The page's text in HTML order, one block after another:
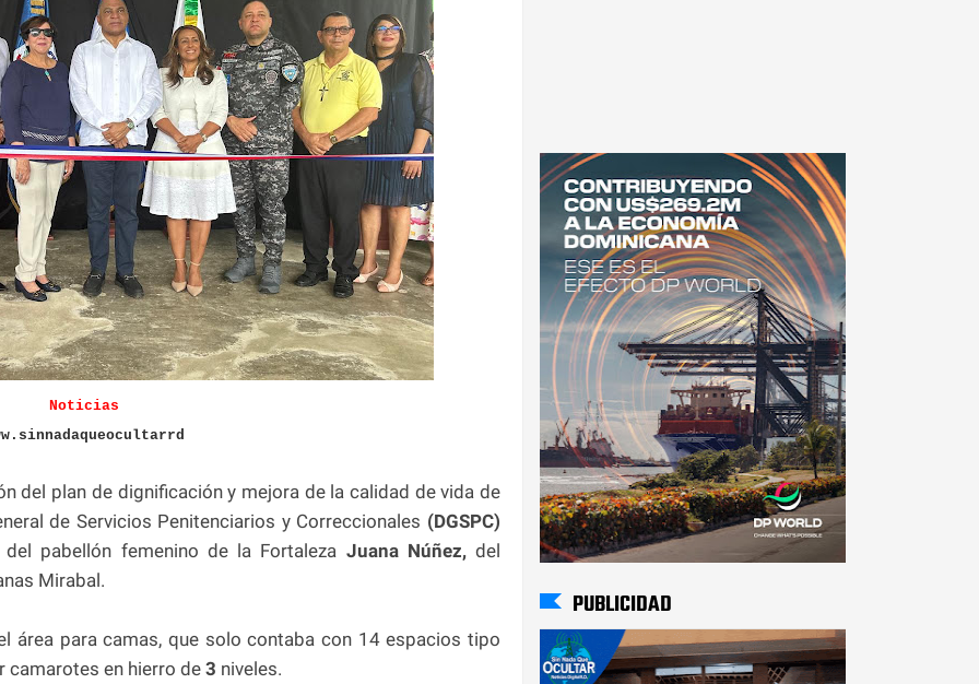
Noticias
del plan de dignificación y mejora de la calidad de vida de
de Servicios Penitenciarios y Correccionales (DGSPC)
pabellón femenino de la Fortaleza Juana Núñez,del
Mirabal.
área para camas, que solo contaba con 14 espacios tipo
camarotes en hierro de 3 niveles.
PUBLICIDAD